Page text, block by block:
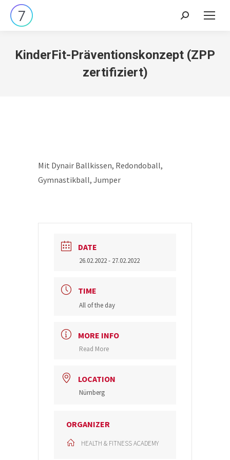
Search:
KinderFit-Präventionskonzept (ZPP
zertifiziert)
Mit Dynair Ballkissen, Redondoball,
Gymnastikball, Jumper
DATE
26.02.2022- 27.02.2022
TIME
All of the day
MORE INFO
Read More
LOCATION
Nürnberg
ORGANIZER
HEALTH & FITNESS ACADEMY